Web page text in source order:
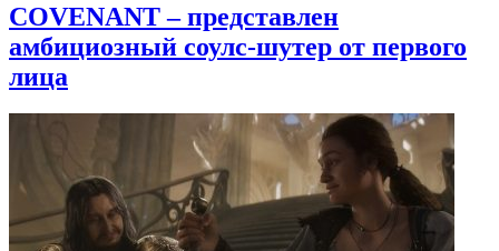
COVENANT – представлен
амбициозный соулс-шутер от первого
лица